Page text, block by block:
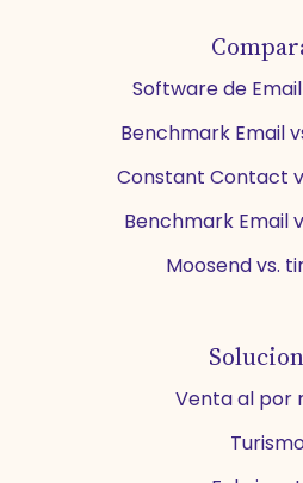
Software de
Benchmark Email
Constant Contact
Benchmark Email
Moosend vs.
Venta al por